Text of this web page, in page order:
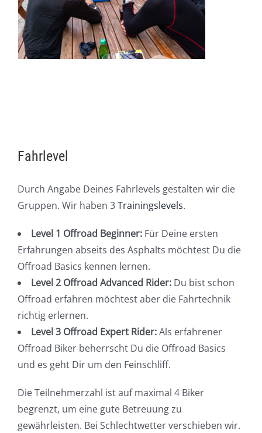
Fahrlevel
Durch Angabe Deines Fahrlevels gestalten wir die
Gruppen. Wir haben 3Trainingslevels.
Level 1 Offroad Beginner: Für Deine ersten
Erfahrungen abseits des Asphalts möchtest Du die
Offroad Basics kennen lernen.
Level 2 Offroad Advanced Rider: Du bist schon
Offroad erfahren möchtest aber die Fahrtechnik
richtig erlernen.
Level 3 Offroad Expert Rider:Als erfahrener
Offroad Biker beherrscht Du die Offroad Basics
und es geht Dir um den Feinschliff.
Die Teilnehmerzahl ist auf maximal 4 Biker
begrenzt, um eine gute Betreuung zu
gewährleisten. Bei Schlechtwetter verschieben wir.